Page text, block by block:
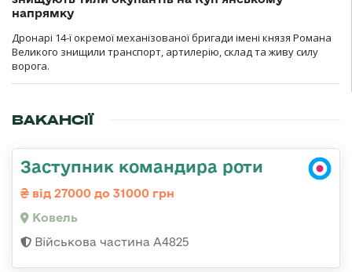
напрямку
Дронарі 14-ї окремої механізованої бригади імені князя Романа
Великого знищили транспорт, артилерію, склад та живу силу
ворога.
ВАКАНСІЇ
Заступник командира роти
від 27000 до 31000 грн
Ковель
Військова частина А4825